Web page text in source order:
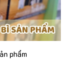
phẩm